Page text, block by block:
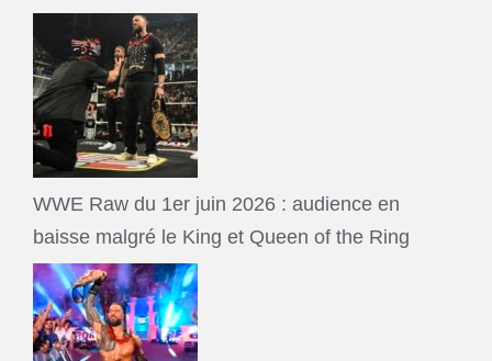
WWE Raw du 1er juin 2026 : audience en
baisse malgré le King et Queen of the Ring